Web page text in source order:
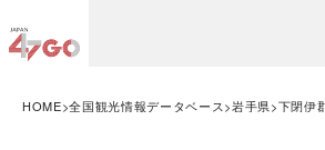
HOME 全国観光情報データベース 岩手県 下閉伊